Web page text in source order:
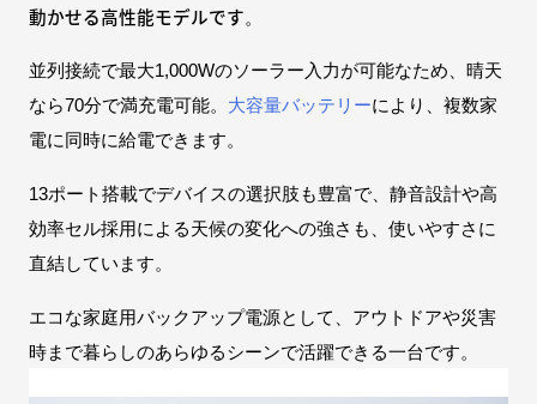
動かせる高性能モデルです。
並列接続で最大1,000Wのソーラー入力が可能なため、晴天
なら70分で満充電可能。 大容量バッテリーにより、複数家
電に同時に給電できます。
13ポート搭載でデバイスの選択肢も豊富で、静音設計や高
効率セル採用による天候の変化への強さも、使いやすさに
直結しています。
エコな家庭用バックアップ電源として、アウトドアや災害
時まで暮らしのあらゆるシーンで活躍できる一台です。